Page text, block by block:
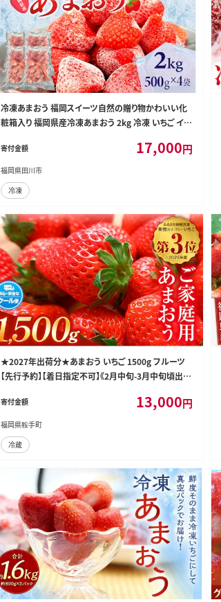
冷凍あまおう 福岡スイーツ自然の贈り物かわいい化
粧箱入り 福岡県産冷凍あまおう 2kg 冷凍 いちご イチ
福岡土産 取り寄せ グルメ 福岡県
寄付金額 17,000円
福岡県田川市
冷凍
★2027年出荷分★あまおう いちご 1500g フルーツ
【先行予約】【着日指定不可】《2月中旬-3月中旬頃出
_ckramar_q2_26_13000_1500g---
寄付金額 13,000円
福岡県鞍手町
冷蔵